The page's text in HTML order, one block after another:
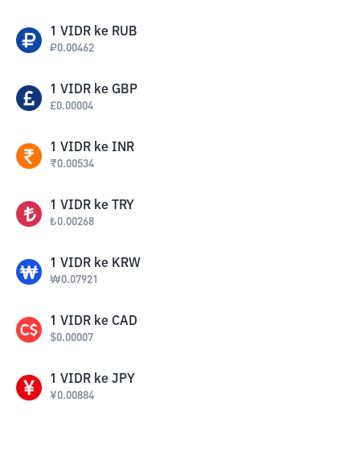
1 VIDR ke RUB
₽0.00462
1 VIDR ke GBP
£0.00004
1 VIDR ke INR
₹0.00534
1 VIDR ke TRY
₺0.00268
1 VIDR ke KRW
₩0.07921
1 VIDR ke CAD
$0.00007
1 VIDR ke JPY
¥0.00884